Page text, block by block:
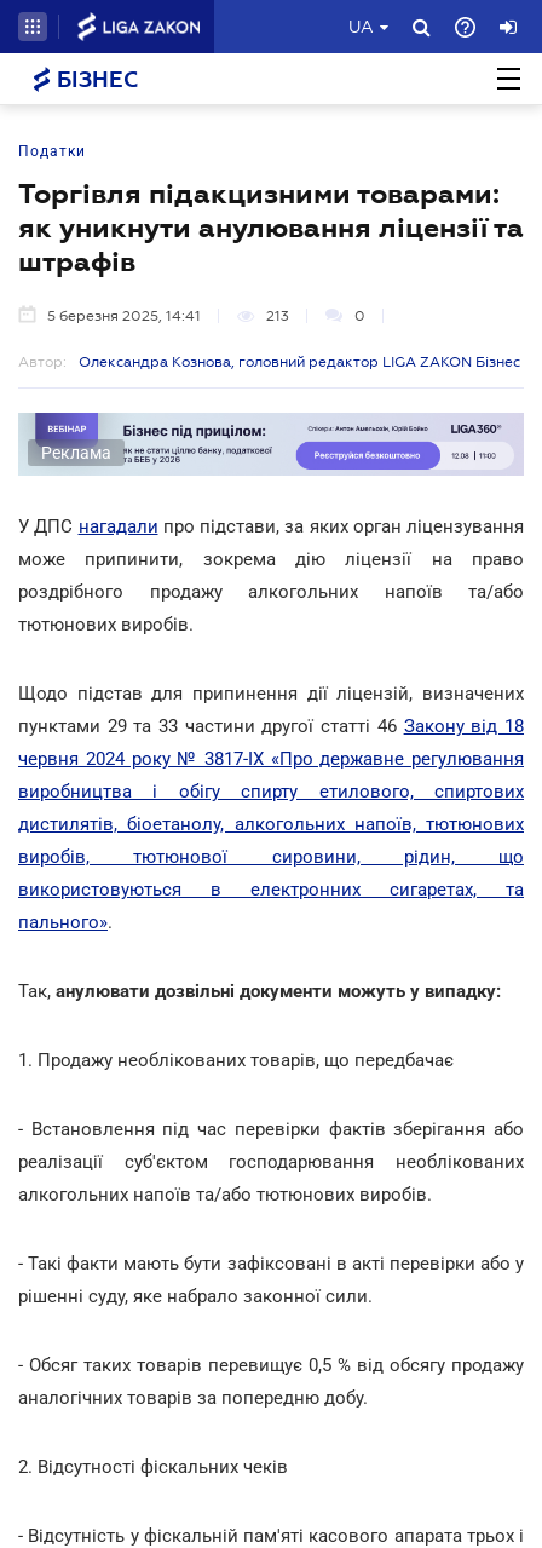
UA
БІЗНЕС
Податки
Торгівля підакцизними товарами:
як уникнути анулювання ліцензії та
штрафів
5 березня 2025, 14:41 213 0
Автор: Олександра Кознова, головний редактор LIGA ZAKON Бізнес
Реклама
У ДПС нагадали про підстави, за яких орган ліцензування
може припинити, зокрема дію ліцензії на право
роздрібного продажу алкогольних напоїв та/або
тютюнових виробів.
Щодо підстав для припинення дії ліцензій, визначених
пунктами 29 та 33 частини другої статті 46 Закону від 18
червня 2024 року № 3817-IX «Про державне регулювання
виробництва і обігу спирту етилового, спиртових
дистилятів, біоетанолу, алкогольних напоїв, тютюнових
виробів, тютюнової сировини, рідин, що
використовуються в електронних сигаретах, та
пального».
Так, анулювати дозвільні документи можуть у випадку:
1. Продажу необлікованих товарів, що передбачає
- Встановлення під час перевірки фактів зберігання або
реалізації суб'єктом господарювання необлікованих
алкогольних напоїв та/або тютюнових виробів.
- Такі факти мають бути зафіксовані в акті перевірки або у
рішенні суду, яке набрало законної сили.
- Обсяг таких товарів перевищує 0,5 % від обсягу продажу
аналогічних товарів за попередню добу.
2. Відсутності фіскальних чеків
- Відсутність у фіскальній пам'яті касового апарата трьох і